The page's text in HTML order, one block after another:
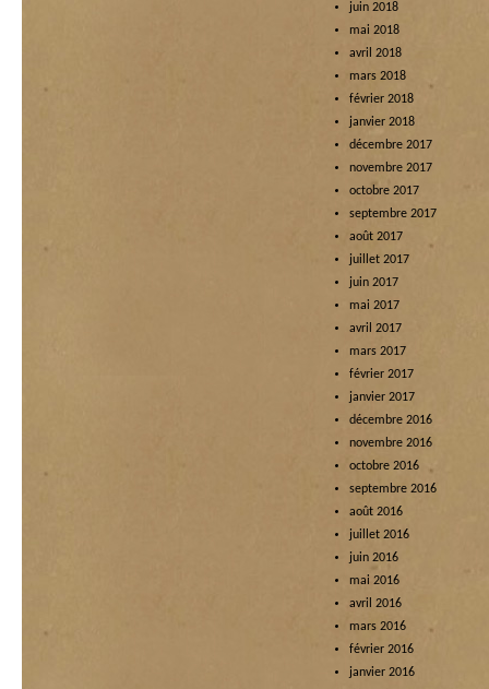
juin 2018
mai 2018
avril 2018
mars 2018
février 2018
janvier 2018
décembre 2017
novembre 2017
octobre 2017
septembre 2017
août 2017
juillet 2017
juin 2017
mai 2017
avril 2017
mars 2017
février 2017
janvier 2017
décembre 2016
novembre 2016
octobre 2016
septembre 2016
août 2016
juillet 2016
juin 2016
mai 2016
avril 2016
mars 2016
février 2016
janvier 2016